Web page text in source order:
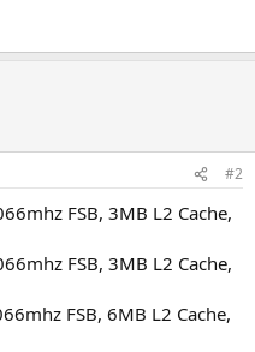
#2
FSB, 3MB L2 Cache,
FSB, 3MB L2 Cache,
FSB, 6MB L2 Cache,